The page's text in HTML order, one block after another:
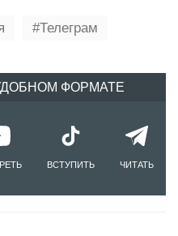
Телеграм
ФОРМАТЕ
ВСТУПИТЬ ЧИТАТЬ